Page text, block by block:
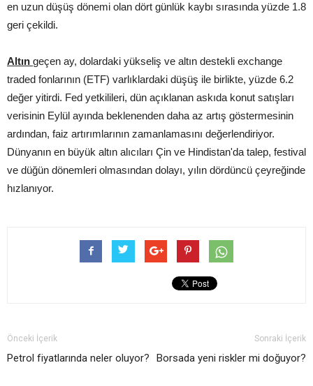
en uzun düşüş dönemi olan dört günlük kaybı sırasında yüzde 1.8
geri çekildi.
Altın geçen ay, dolardaki yükseliş ve altın destekli exchange
traded fonlarının (ETF) varlıklardaki düşüş ile birlikte, yüzde 6.2
değer yitirdi. Fed yetkilileri, dün açıklanan askıda konut satışları
verisinin Eylül ayında beklenenden daha az artış göstermesinin
ardından, faiz artırımlarının zamanlamasını değerlendiriyor.
Dünyanın en büyük altın alıcıları Çin ve Hindistan'da talep, festival
ve düğün dönemleri olmasından dolayı, yılın dördüncü çeyreğinde
hızlanıyor.
Önceki İçerik
Petrol fiyatlarında neler oluyor?
Sonraki İçerik
Borsada yeni riskler mi doğuyor?